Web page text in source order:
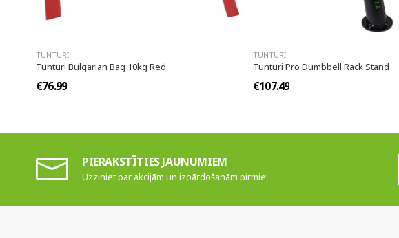
TUNTURI
Tunturi Bulgarian Bag 10kg Red
€76.99
TUNTURI
Tunturi Pro Dumbbell Rack Stand
€107.49
PIERAKSTĪTIES JAUNUMIEM
Uzziniet par akcijām un izpārdošanām pirmie!